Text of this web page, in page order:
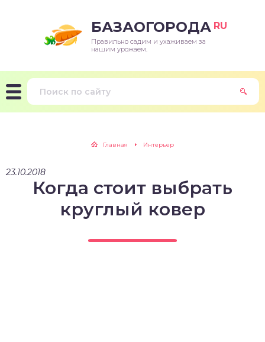
БАЗАОГОРОДА RU
Правильно садим и ухаживаем за
нашим урожаем.
Главная Интерьер
23.10.2018
Когда стоит выбрать
круглый ковер